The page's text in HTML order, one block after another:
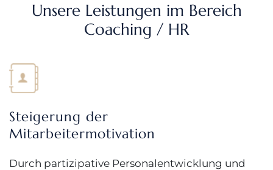
Unsere Leistungen im Bereich
Coaching / HR
Steigerung der
Mitarbeitermotivation
Durch partizipative Personalentwicklung und